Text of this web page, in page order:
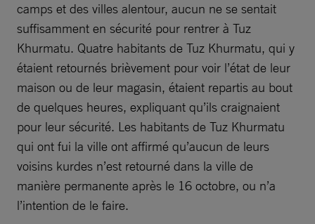
camps et des villes alentour, aucun ne se sentait
suffisamment en sécurité pour rentrer à Tuz
Khurmatu. Quatre habitants de Tuz Khurmatu, qui y
étaient retournés brièvement pour voir l’état de leur
maison ou de leur magasin, étaient repartis au bout
de quelques heures, expliquant qu’ils craignaient
pour leur sécurité. Les habitants de Tuz Khurmatu
qui ont fui la ville ont affirmé qu’aucun de leurs
voisins kurdes n’est retourné dans la ville de
manière permanente après le 16 octobre, ou n’a
l’intention de le faire.